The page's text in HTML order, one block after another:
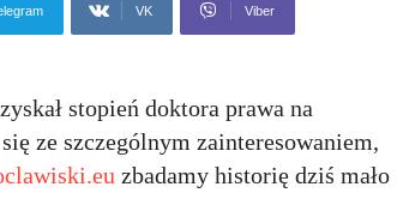
VK Viber
stopień doktora prawa na
ze szczególnym zainteresowaniem,
zbadamy historię dziś mało